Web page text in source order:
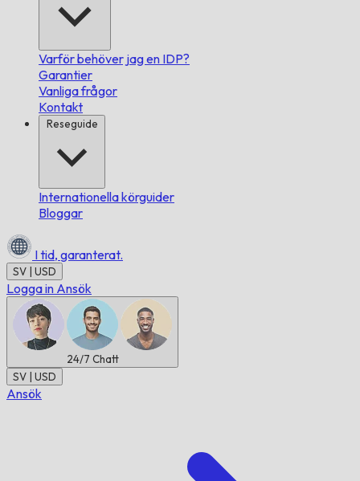
Varför behöver jag en IDP?
Garantier
Vanliga frågor
Kontakt
Reseguide
Internationella körguider
Bloggar
I tid, garanterat.
SV | USD
Logga in Ansök
24/7 Chatt
SV | USD
Ansök